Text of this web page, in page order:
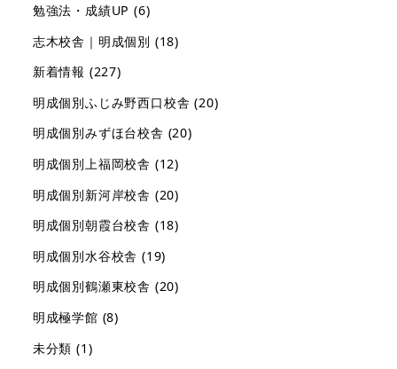
勉強法・成績UP (6)
志木校舎｜明成個別 (18)
新着情報 (227)
明成個別ふじみ野西口校舎 (20)
明成個別みずほ台校舎 (20)
明成個別上福岡校舎 (12)
明成個別新河岸校舎 (20)
明成個別朝霞台校舎 (18)
明成個別水谷校舎 (19)
明成個別鶴瀬東校舎 (20)
明成極学館 (8)
未分類 (1)